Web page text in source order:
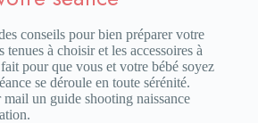
conseils pour bien préparer votre
tenues à choisir et les accessoires à
pour que vous et votre bébé soyez
se déroule en toute sérénité.
mail un guide shooting naissance